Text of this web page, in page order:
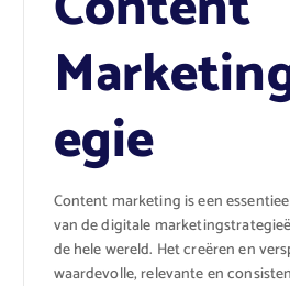
egie
Content marketing is een
van de digitale
de hele wereld. Het creëren en
waardevolle, relevante en